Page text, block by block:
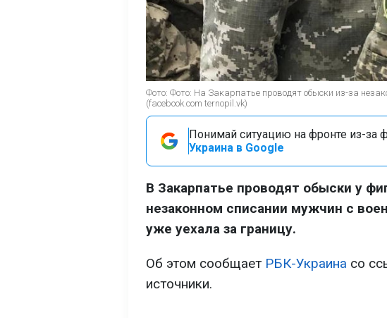
Фото: Фото: На Закарпатье проводят обыски из-за
(facebook.com ternopil.vk)
Понимай ситуацию на фронте из-за
Украина в Google
В Закарпатье проводят обыски у
незаконном списании мужчин с
уже уехала за границу.
Об этом сообщает РБК-Украина со
источники.